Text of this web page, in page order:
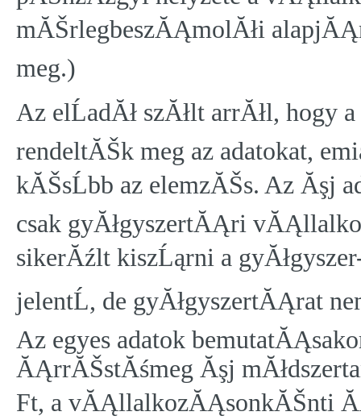
mĂŠrlegbeszĂĄmolĂłi
meg.)
Az elĹadĂł szĂłlt arrĂłl, hogy
rendeltĂŠk meg az adatokat,
kĂŠsĹbb az elemzĂŠs. Az Ăşj
csak gyĂłgyszertĂĄri
sikerĂźlt kiszĹąrni a
jelentĹ, de gyĂłgyszertĂĄrat
Az egyes adatok
ĂĄrrĂŠstĂśmeg Ăşj
Ft, a vĂĄllalkozĂĄsonkĂŠnti